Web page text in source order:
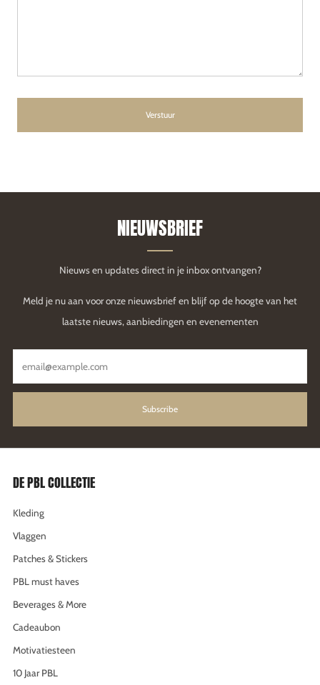
NIEUWSBRIEF
Nieuws en updates direct in je inbox ontvangen?
Meld je nu aan voor onze nieuwsbrief en blijf op de hoogte van het
laatste nieuws, aanbiedingen en evenementen
Subscribe
DE PBL COLLECTIE
Kleding
Vlaggen
Patches & Stickers
PBL must haves
Beverages & More
Cadeaubon
Motivatiesteen
10 Jaar PBL